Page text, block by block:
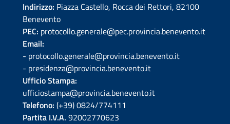
Indirizzo: Piazza Castello, Rocca dei Rettori, 82100
Benevento
PEC: protocollo.generale@pec.provincia.benevento.it
Email:
- protocollo.generale@provincia.benevento.it
- presidenza@provincia.benevento.it
Ufficio Stampa:
ufficiostampa@provincia.benevento.it
Telefono: (+39) 0824/774111
Partita I.V.A. 92002770623